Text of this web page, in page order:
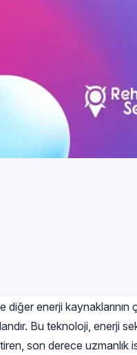
enerji kaynaklarının
Bu teknoloji, enerji
son derece uzmanlık